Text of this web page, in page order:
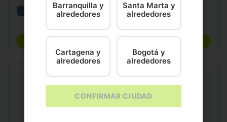
94
COMPRAR
2 ML 5 ML
7000
COMPRAR
Barranquilla y
alrededores
Santa Marta y
alrededores
Cartagena y
alrededores
Bogotá y
alrededores
CONFIRMAR CIUDAD